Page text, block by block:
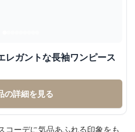
レガントな長袖ワンピース
の詳細を見る
コーデに気品あふれる印象をも